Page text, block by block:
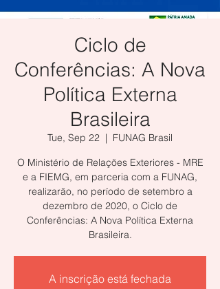
Ciclo de
Conferências: A Nova
Política Externa
Brasileira
Tue, Sep 22
  |
FUNAG Brasil
O Ministério de Relações Exteriores - MRE
e a FIEMG, em parceria com a FUNAG,
realizarão, no período de setembro a
dezembro de 2020, o Ciclo de
Conferências: A Nova Política Externa
Brasileira.
A inscrição está fechada